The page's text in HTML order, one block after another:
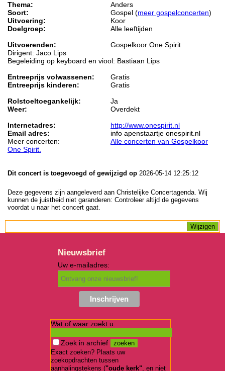
Thema:
Anders
Soort:
Gospel (meer gospelconcerten)
Uitvoering:
Koor
Doelgroep:
Alle leeftijden
Uitvoerenden:
Gospelkoor One Spirit
Dirigent: Jaco Lips
Begeleiding op keyboard en viool: Bastiaan Lips
Entreeprijs volwassenen:
Gratis
Entreeprijs kinderen:
Gratis
Rolstoeltoegankelijk:
Ja
Weer:
Overdekt
Internetadres:
http://www.onespirit.nl
Email adres:
info apenstaartje onespirit.nl
Meer concerten:
Alle concerten van Gospelkoor
One Spirit.
Dit concert is toegevoegd of gewijzigd op 2026-05-14 12:25:12
Deze gegevens zijn aangeleverd aan Christelijke Concertagenda. Wij
kunnen de juistheid niet garanderen: Controleer altijd de gegevens
voordat u naar het concert gaat.
Nieuwsbrief
Uw e-mailadres:
Wat of waar zoekt u:
Zoek in archief
Exact zoeken? Plaats uw
zoekopdrachten tussen
aanhalingstekens ("oude kerk", en niet